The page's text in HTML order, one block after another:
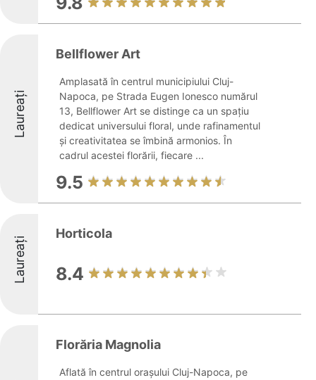
Laureați
Bellflower Art
Amplasată în centrul municipiului Cluj-
Napoca, pe Strada Eugen Ionesco numărul
13, Bellflower Art se distinge ca un spațiu
dedicat universului floral, unde rafinamentul
și creativitatea se îmbină armonios. În
cadrul acestei florării, fiecare ...
9.5
Laureați
Horticola
8.4
Florăria Magnolia
Aflată în centrul orașului Cluj-Napoca, pe